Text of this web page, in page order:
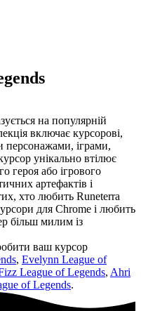
на популярній
включає курсорові,
персонажами, іграми,
унікально втілює
героя або ігрового
артефактів і
хто любить Runeterra
для Chrome і любить
більш милим із
ваш курсор
, Evelynn League of
League of Legends, Ahri
of Legends.